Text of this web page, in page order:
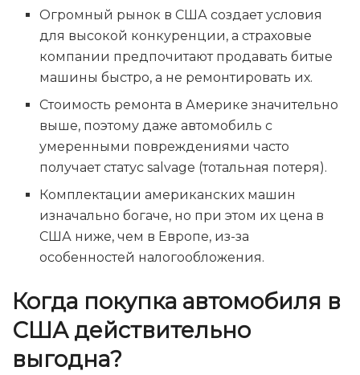
Огромный рынок в США создает условия
для высокой конкуренции, а страховые
компании предпочитают продавать битые
машины быстро, а не ремонтировать их.
Стоимость ремонта в Америке значительно
выше, поэтому даже автомобиль с
умеренными повреждениями часто
получает статус salvage (тотальная потеря).
Комплектации американских машин
изначально богаче, но при этом их цена в
США ниже, чем в Европе, из-за
особенностей налогообложения.
Когда покупка автомобиля в
США действительно
выгодна?